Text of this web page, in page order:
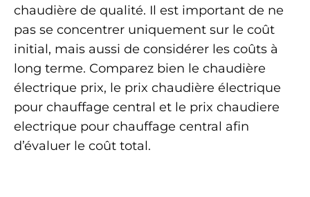
chaudière de qualité. Il est important de ne
pas se concentrer uniquement sur le coût
initial, mais aussi de considérer les coûts à
long terme. Comparez bien le chaudière
électrique prix, le prix chaudière électrique
pour chauffage central et le prix chaudiere
electrique pour chauffage central afin
d’évaluer le coût total.